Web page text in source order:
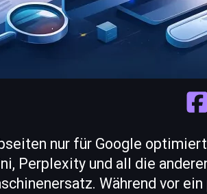
nur für Google
Perplexity und all die
Während vor